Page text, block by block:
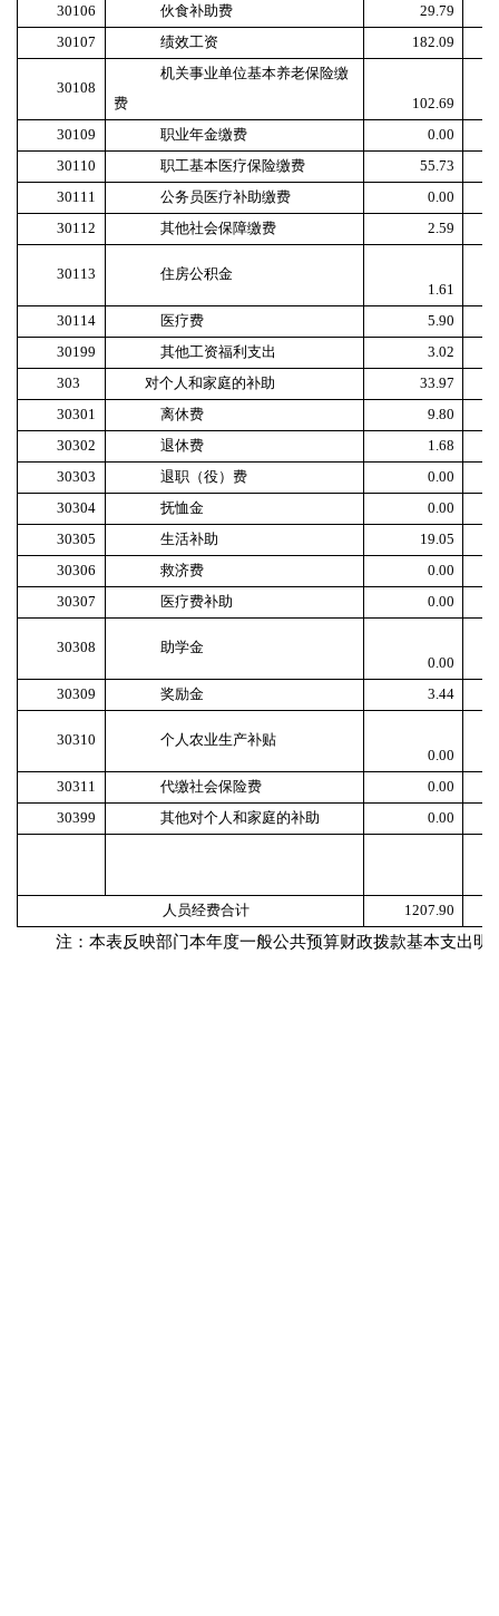
30106
伙食补助费
29.79
30107
绩效工资 182.09
30108
机关事业单位基本养老保险缴
费
102.69
30109
职业年金缴费
0.00
30110
职工基本医疗保险缴费
55.73
30111
公务员医疗补助缴费
0.00
30112
其他社会保障缴费 2.59
30113
住房公积金
1.61
30114
医疗费
5.90
30199
其他工资福利支出
3.02
303
对个人和家庭的补助
33.97
30301
离休费
9.80
30302
退休费
1.68
30303
退职（役）费
0.00
30304
抚恤金
0.00
30305
生活补助
19.05
30306
救济费
0.00
30307
医疗费补助 0.00
30308
助学金
0.00
30309
奖励金 3.44
30310
个人农业生产补贴
0.00
30311
代缴社会保险费
0.00
30399
其他对个人和家庭的补助 0.00
人员经费合计 1207.90
注：本表反映部门本年度一般公共预算财政拨款基本支出明